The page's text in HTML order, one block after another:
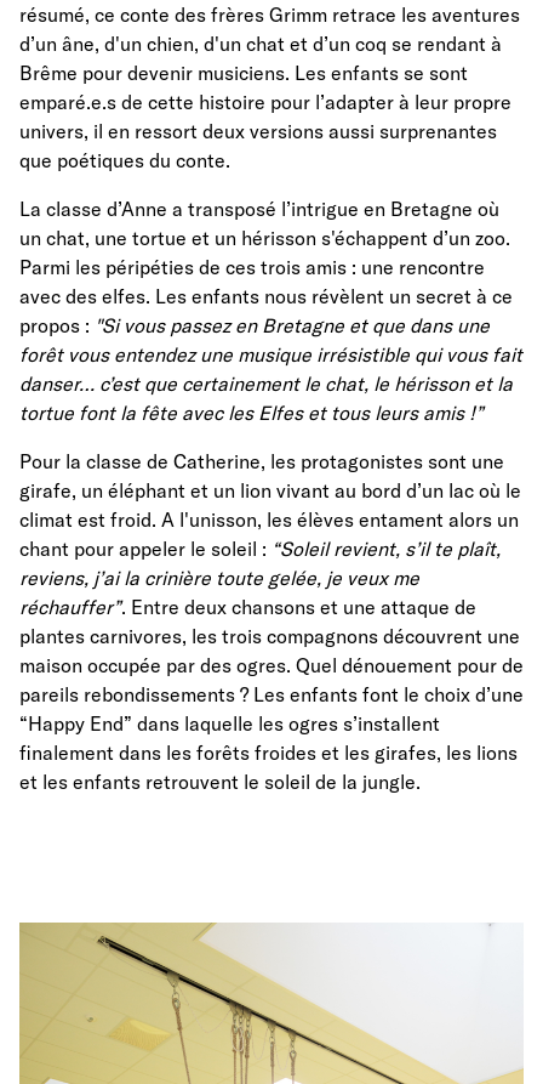
résumé, ce conte des frères Grimm retrace les aventures
d’un âne, d'un chien, d'un chat et d’un coq se rendant à
Brême pour devenir musiciens. Les enfants se sont
emparé.e.s de cette histoire pour l’adapter à leur propre
univers, il en ressort deux versions aussi surprenantes
que poétiques du conte.
La classe d’Anne a transposé l’intrigue en Bretagne où
un chat, une tortue et un hérisson s'échappent d’un zoo.
Parmi les péripéties de ces trois amis : une rencontre
avec des elfes. Les enfants nous révèlent un secret à ce
propos : "Si vous passez en Bretagne et que dans une
forêt vous entendez une musique irrésistible qui vous fait
danser… c’est que certainement le chat, le hérisson et la
tortue font la fête avec les Elfes et tous leurs amis !”
Pour la classe de Catherine, les protagonistes sont une
girafe, un éléphant et un lion vivant au bord d’un lac où le
climat est froid. A l'unisson, les élèves entament alors un
chant pour appeler le soleil : “Soleil revient, s’il te plaît,
reviens, j’ai la crinière toute gelée, je veux me
réchauffer”. Entre deux chansons et une attaque de
plantes carnivores, les trois compagnons découvrent une
maison occupée par des ogres. Quel dénouement pour de
pareils rebondissements ? Les enfants font le choix d’une
“Happy End” dans laquelle les ogres s’installent
finalement dans les forêts froides et les girafes, les lions
et les enfants retrouvent le soleil de la jungle.